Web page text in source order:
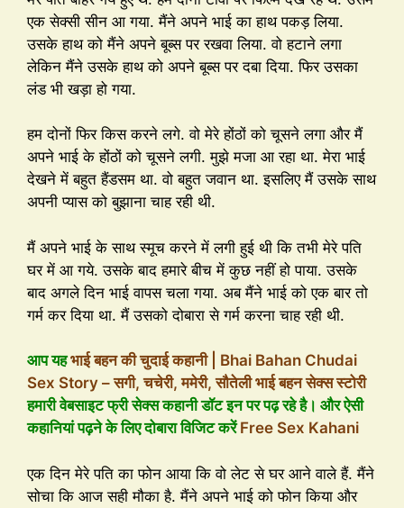
एक सेक्सी सीन आ गया. मैंने अपने भाई का हाथ पकड़ लिया.
उसके हाथ को मैंने अपने बूब्स पर रखवा लिया. वो हटाने लगा
लेकिन मैंने उसके हाथ को अपने बूब्स पर दबा दिया. फिर उसका
लंड भी खड़ा हो गया.
हम दोनों फिर किस करने लगे. वो मेरे होंठों को चूसने लगा और मैं
अपने भाई के होंठों को चूसने लगी. मुझे मजा आ रहा था. मेरा भाई
देखने में बहुत हैंडसम था. वो बहुत जवान था. इसलिए मैं उसके साथ
अपनी प्यास को बुझाना चाह रही थी.
मैं अपने भाई के साथ स्मूच करने में लगी हुई थी कि तभी मेरे पति
घर में आ गये. उसके बाद हमारे बीच में कुछ नहीं हो पाया. उसके
बाद अगले दिन भाई वापस चला गया. अब मैंने भाई को एक बार तो
गर्म कर दिया था. मैं उसको दोबारा से गर्म करना चाह रही थी.
आप यहभाई बहन की चुदाई कहानी | Bhai Bahan Chudai
Sex Story – सगी, चचेरी, ममेरी, सौतेली भाई बहन सेक्स स्टोरी
हमारी वेबसाइट फ्री सेक्स कहानी डॉट इन पर पढ़ रहे है। और ऐसी
कहानियां पढ़ने के लिए दोबारा विजिट करेंFree Sex Kahani
एक दिन मेरे पति का फोन आया कि वो लेट से घर आने वाले हैं. मैंने
सोचा कि आज सही मौका है. मैंने अपने भाई को फोन किया और